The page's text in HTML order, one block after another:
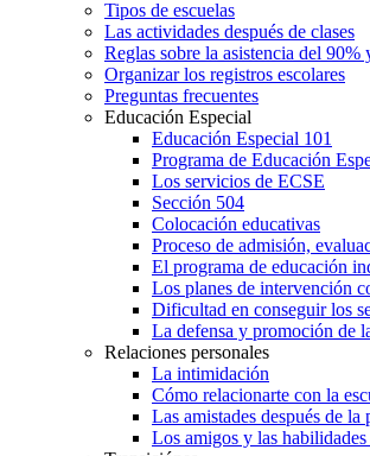
Tipos de escuelas
Las actividades después de clases
Reglas sobre la asistencia del 90%
Organizar los registros escolares
Preguntas frecuentes
Educación Especial
Educación Especial 101
Programa de Educación
Los servicios de ECSE
Sección 504
Colocación educativas
Proceso de admisión,
El programa de educación
Los planes de intervención
Dificultad en conseguir los
La defensa y promoción de
Relaciones personales
La intimidación
Cómo relacionarte con la
Las amistades después de la
Los amigos y las habilidades